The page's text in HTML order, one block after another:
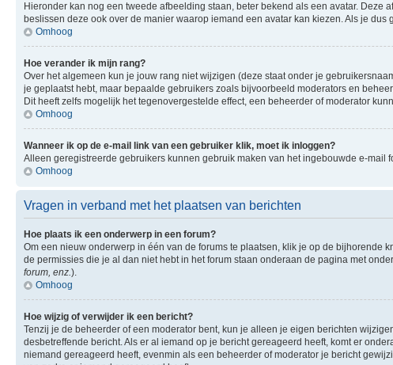
Hieronder kan nog een tweede afbeelding staan, beter bekend als een avatar.
beslissen deze ook over de manier waarop iemand een avatar kan kiezen. Als je
Omhoog
Hoe verander ik mijn rang?
Over het algemeen kun je jouw rang niet wijzigen (deze staat onder je
je geplaatst hebt, maar bepaalde gebruikers zoals bijvoorbeeld moderators en
Dit heeft zelfs mogelijk het tegenovergestelde effect, een beheerder of moderator
Omhoog
Wanneer ik op de e-mail link van een gebruiker klik, moet ik inloggen?
Alleen geregistreerde gebruikers kunnen gebruik maken van het ingebouwde e-
Omhoog
Vragen in verband met het plaatsen van berichten
Hoe plaats ik een onderwerp in een forum?
Om een nieuw onderwerp in één van de forums te plaatsen, klik je op de
de permissies die je al dan niet hebt in het forum staan onderaan de pagina met
forum, enz.).
Omhoog
Hoe wijzig of verwijder ik een bericht?
Tenzij je de beheerder of een moderator bent, kun je alleen je eigen berichten
desbetreffende bericht. Als er al iemand op je bericht gereageerd heeft, komt er
niemand gereageerd heeft, evenmin als een beheerder of moderator je bericht